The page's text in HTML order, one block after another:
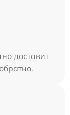
доставит